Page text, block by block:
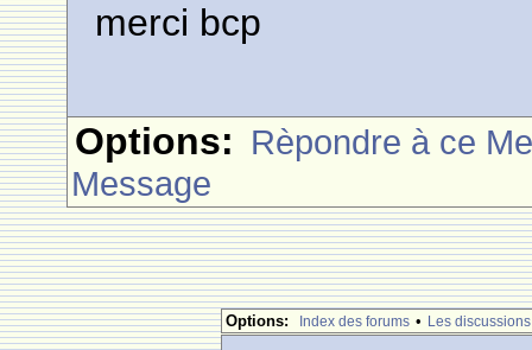
merci bcp
Options: Rèpondre à ce
Message
Options: Index des forums • Les discussions